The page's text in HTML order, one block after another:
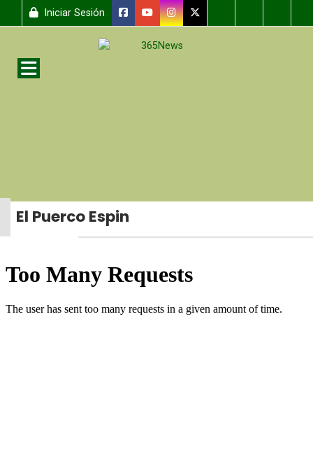
Iniciar Sesión
El Puerco Espin